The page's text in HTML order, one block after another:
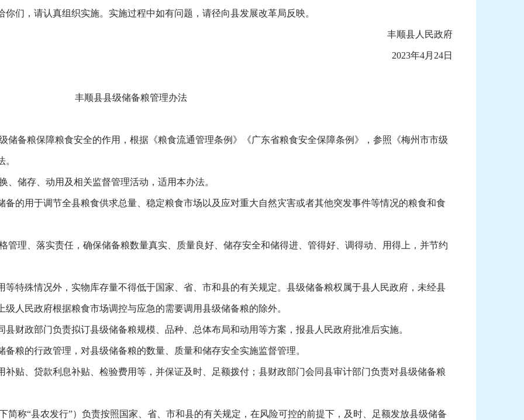
，请认真组织实施。实施过程中如有问题，请径向县发展改革局反映。
丰顺县人民政府
2023年4月24日
丰顺县县级储备粮管理办法
粮保障粮食安全的作用，根据《粮食流通管理条例》《广东省粮食安全保障条例》，参照《梅州市市级
存、动用及相关监督管理活动，适用本办法。
用于调节全县粮食供求总量、稳定粮食市场以及应对重大自然灾害或者其他突发事件等情况的粮食和食
、落实责任，确保储备粮数量真实、质量良好、储存安全和储得进、管得好、调得动、用得上，并节约
殊情况外，实物库存量不得低于国家、省、市和县的有关规定。县级储备粮权属于县人民政府，未经县
人民政府根据粮食市场调控与应急的需要调用县级储备粮的除外。
政部门负责拟订县级储备粮规模、品种、总体布局和动用等方案，报县人民政府批准后实施。
的行政管理，对县级储备粮的数量、质量和储存安全实施监督管理。
、贷款利息补贴、检验费用等，并保证及时、足额拨付；县财政部门会同县审计部门负责对县级储备粮
“县农发行”）负责按照国家、省、市和县的有关规定，在风险可控的前提下，及时、足额发放县级储备